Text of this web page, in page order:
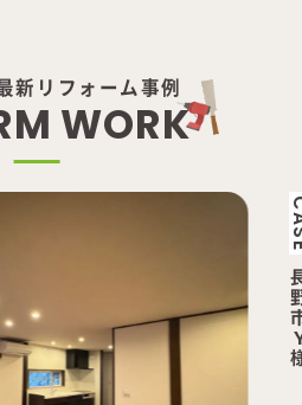
新リフォーム事例
M WORK
市
Y
様